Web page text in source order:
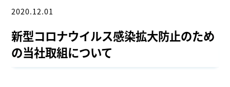
2020.12.01
新型コロナウイルス感染拡大防止のため
の当社取組について